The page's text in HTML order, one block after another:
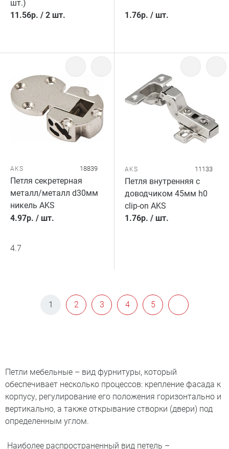
шт.)
11.56р. / 2 шт. 1.76р. / шт.
AKS 18839
Петля секретерная
металл/металл d30мм
никель AKS
4.97р. / шт.
4.7
AKS 11133
Петля внутренняя с
доводчиком 45мм h0
clip-on AKS
1.76р. / шт.
1 2 3 4 5
Петли мебельные – вид фурнитуры, который
обеспечивает несколько процессов: крепление фасада к
корпусу, регулирование его положения горизонтально и
вертикально, а также открывание створки (двери) под
определенным углом.
Наиболее распространенный вид петель –